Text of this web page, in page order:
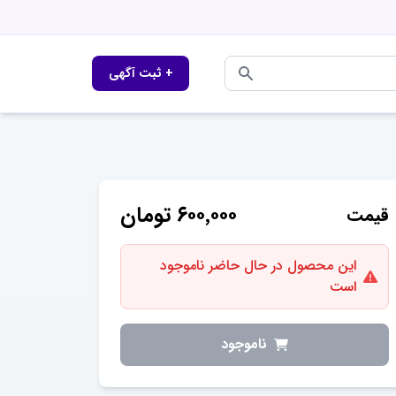
+ ثبت آگهی
قیمت ۶۰۰٬۰۰۰ تومان
این محصول در حال حاضر ناموجود
است
ناموجود